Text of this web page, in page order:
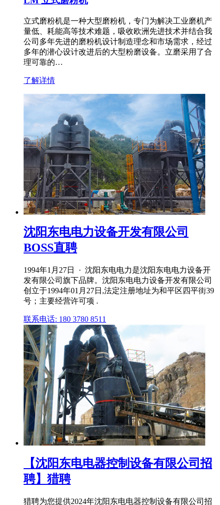
立式磨粉机是一种大型磨粉机，专门为解决工业磨机产
量低、耗能高等技术难题，吸收欧洲先进技术并结合我
公司多年先进的磨粉机设计制造理念和市场需求，经过
多年的潜心设计改进后的大型粉磨设备。立磨采用了合
理可靠的…
了解详情
沈阳东电电力设备开发有限公司
BOSS直聘
1994年1月27日 · 沈阳东电电力是沈阳东电电力设备开
发有限公司旗下品牌。沈阳东电电力设备开发有限公司
创立于1994年01月27日,法定注册地址为和平区四平街39
号；主要经营许可项 .
联系电话: 180 3780 8511
【沈阳东电电器控制设备有限公司招
聘】猎聘
猎聘为您提供2024年沈阳东电电器控制设备有限公司招